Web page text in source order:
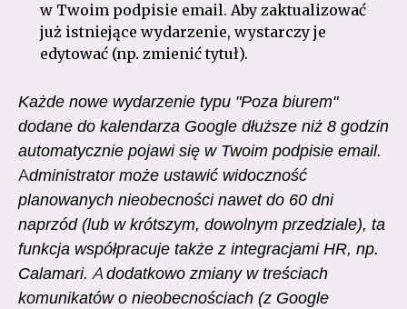
w Twoim podpisie email. Aby zaktualizować
już istniejące wydarzenie, wystarczy je
edytować (np. zmienić tytuł).
Każde nowe wydarzenie typu "Poza biurem"
dodane do kalendarza Google dłuższe niż 8 godzin
automatycznie pojawi się w Twoim podpisie email.
Administrator może ustawić widoczność
planowanych nieobecności nawet do 60 dni
naprzód (lub w krótszym, dowolnym przedziale), ta
funkcja współpracuje także z integracjami HR, np.
Calamari. A dodatkowo zmiany w treściach
komunikatów o nieobecnościach (z Google